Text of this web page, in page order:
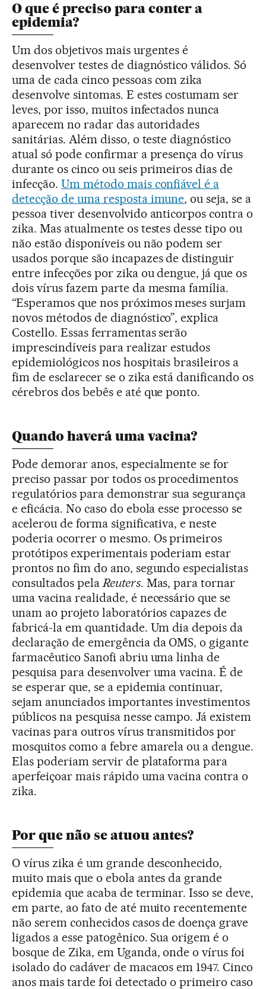
O que é preciso para conter a
epidemia?
Um dos objetivos mais urgentes é
desenvolver testes de diagnóstico válidos. Só
uma de cada cinco pessoas com zika
desenvolve sintomas. E estes costumam ser
leves, por isso, muitos infectados nunca
aparecem no radar das autoridades
sanitárias. Além disso, o teste diagnóstico
atual só pode confirmar a presença do vírus
durante os cinco ou seis primeiros dias de
infecção. Um método mais confiável é a
detecção de uma resposta imune, ou seja, se a
pessoa tiver desenvolvido anticorpos contra o
zika. Mas atualmente os testes desse tipo ou
não estão disponíveis ou não podem ser
usados porque são incapazes de distinguir
entre infecções por zika ou dengue, já que os
dois vírus fazem parte da mesma família.
“Esperamos que nos próximos meses surjam
novos métodos de diagnóstico”, explica
Costello. Essas ferramentas serão
imprescindíveis para realizar estudos
epidemiológicos nos hospitais brasileiros a
fim de esclarecer se o zika está danificando os
cérebros dos bebês e até que ponto.
Quando haverá uma vacina?
Pode demorar anos, especialmente se for
preciso passar por todos os procedimentos
regulatórios para demonstrar sua segurança
e eficácia. No caso do ebola esse processo se
acelerou de forma significativa, e neste
poderia ocorrer o mesmo. Os primeiros
protótipos experimentais poderiam estar
prontos no fim do ano, segundo especialistas
consultados pelaReuters. Mas, para tornar
uma vacina realidade, é necessário que se
unam ao projeto laboratórios capazes de
fabricá-la em quantidade. Um dia depois da
declaração de emergência da OMS, o gigante
farmacêutico Sanofi abriu uma linha de
pesquisa para desenvolver uma vacina. É de
se esperar que, se a epidemia continuar,
sejam anunciados importantes investimentos
públicos na pesquisa nesse campo. Já existem
vacinas para outros vírus transmitidos por
mosquitos como a febre amarela ou a dengue.
Elas poderiam servir de plataforma para
aperfeiçoar mais rápido uma vacina contra o
zika.
Por que não se atuou antes?
O vírus zika é um grande desconhecido,
muito mais que o ebola antes da grande
epidemia que acaba de terminar. Isso se deve,
em parte, ao fato de até muito recentemente
não serem conhecidos casos de doença grave
ligados a esse patogênico. Sua origem é o
bosque de Zika, em Uganda, onde o vírus foi
isolado do cadáver de macacos em 1947. Cinco
anos mais tarde foi detectado o primeiro caso